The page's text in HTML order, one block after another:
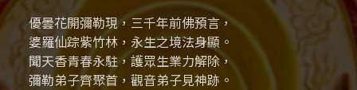
優曇花開彌勒現，三千年前佛預言，
婆羅仙踪紫竹林， 永生之境法身顯。
聞天香青春永駐， 護眾生業力解除，
彌勒弟子齊聚首， 觀音弟子見神跡。